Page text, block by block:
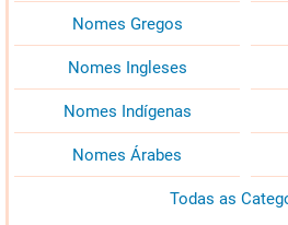
Nomes Gregos
Nomes Ingleses
Nomes Indígenas
Nomes Árabes
Todas as